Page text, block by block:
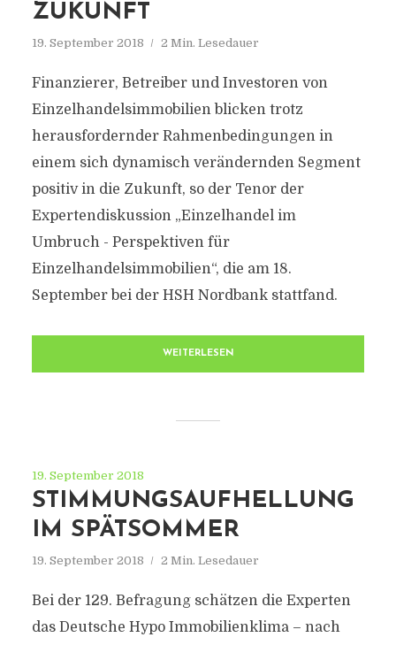
ZUKUNFT
19. September 2018 2 Min. Lesedauer
Finanzierer, Betreiber und Investoren von
Einzelhandelsimmobilien blicken trotz
herausfordernder Rahmenbedingungen in
einem sich dynamisch verändernden Segment
positiv in die Zukunft, so der Tenor der
Expertendiskussion „Einzelhandel im
Umbruch - Perspektiven für
Einzelhandelsimmobilien“, die am 18.
September bei der HSH Nordbank stattfand.
WEITERLESEN
19. September 2018
STIMMUNGSAUFHELLUNG
IM SPÄTSOMMER
19. September 2018 2 Min. Lesedauer
Bei der 129. Befragung schätzen die Experten
das Deutsche Hypo Immobilienklima – nach